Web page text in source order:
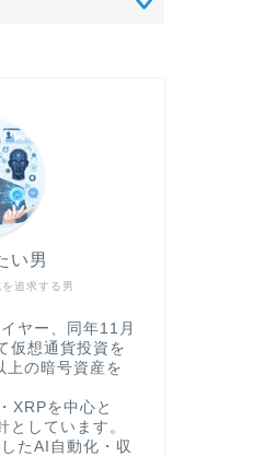
追求する男
い男
ヤー、同年11月
仮想通貨投資を
上の暗号資産を
XRPを中心と
としています。
たAI自動化・収